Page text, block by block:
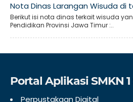
Nota Dinas Larangan Wisuda di
Berikut isi nota dinas terkait wisuda
Pendidikan Provinsi Jawa Timur :..
Portal Aplikasi SMKN
Perpustakaan Digital